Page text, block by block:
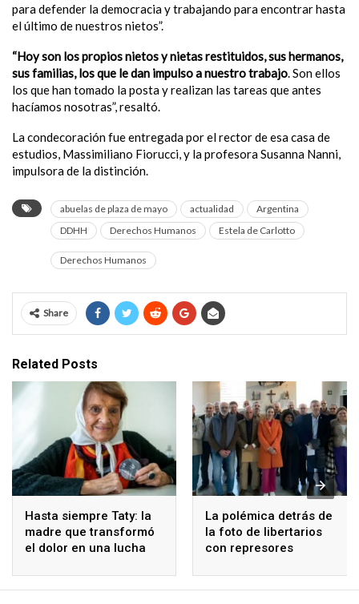
para defender la democracia y trabajando para encontrar hasta
el último de nuestros nietos”.
“Hoy son los propios nietos y nietas restituidos, sus hermanos,
sus familias, los que le dan impulso a nuestro trabajo. Son ellos
los que han tomado la posta y realizan las tareas que antes
hacíamos nosotras”, resaltó.
La condecoración fue entregada por el rector de esa casa de
estudios, Massimiliano Fiorucci, y la profesora Susanna Nanni,
impulsora de la distinción.
abuelas de plaza de mayo actualidad
Argentina
DDHH
Derechos Humanos Estela de Carlotto
Derechos Humanos
Share
Related Posts
Hasta siempre Taty: la
madre que transformó
el dolor en una lucha
La polémica detrás de
la foto de libertarios
con represores